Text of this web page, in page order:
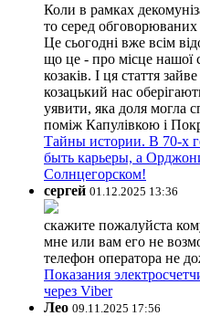
Коли в рамках
то серед
Це сьогодні вже всім
що це - про місце нашої
козаків. І ця стаття
козацький нас
уявити, яка доля могла
поміж Капулівкою і
Тайны истории. В 70-х
быть карьеры, а
Солнцегорском!
сергей 01.12.2025 13:36
скажите пожалуйста
мне или вам его не
телефон оператора не
Показания
через Viber
Лео 09.11.2025 17:56